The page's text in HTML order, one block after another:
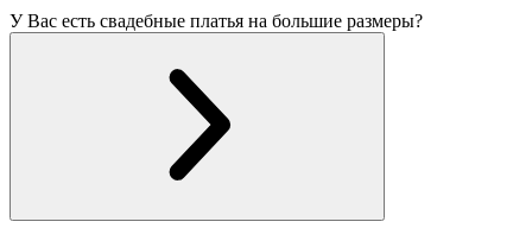
У Вас есть свадебные платья на большие размеры?